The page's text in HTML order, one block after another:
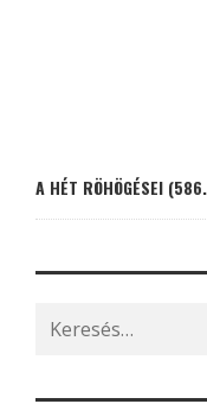
A HÉT RÖHÖGÉSEI
Search
for: